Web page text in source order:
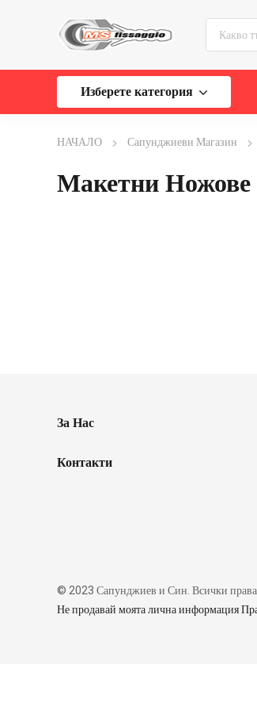
Изберете категория
НАЧАЛО Сапунджиеви Магазин
Макетни
За Нас
Контакти
© 2023 Сапунджиев и Син. Всички права
Не продавай моята лична информация